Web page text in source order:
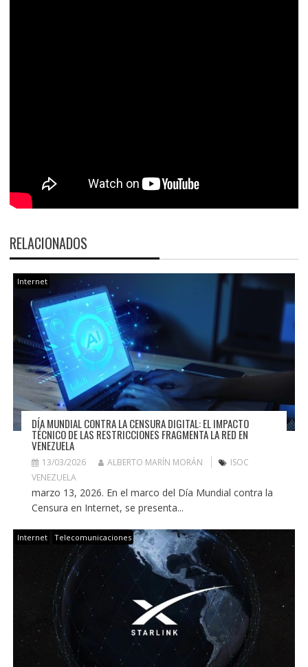
RELACIONADOS
Internet
DÍA MUNDIAL CONTRA LA CENSURA DIGITAL: EL IMPACTO
TÉCNICO DE LAS RESTRICCIONES FRAGMENTA LA RED EN
VENEZUELA
13/03/2026 ALBERTO MARÍN MORÁN
ISOC
VENEZUELA
marzo 13, 2026. En el marco del Día Mundial contra la
Censura en Internet, se presenta...
Internet Telecomunicaciones